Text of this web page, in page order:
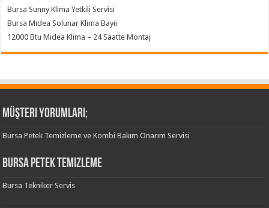
Bursa Sunny Klima Yetkili Servisi
Bursa Midea Solunar Klima Bayii
12000 Btu Midea Klima – 24 Saatte Montaj
Müşteri Yorumları;
Bursa Petek Temizleme ve Kombi Bakım Onarım Servisi
Bursa Petek Temizleme
Bursa Tekniker Servis